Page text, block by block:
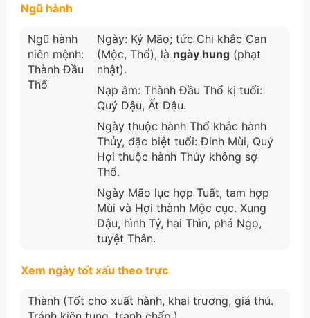
Ngũ hành
Ngũ hành
niên mệnh:
Thành Đầu
Thổ
Ngày: Kỷ Mão; tức Chi khắc Can
(Mộc, Thổ), là ngày hung(phạt
nhật).
Nạp âm: Thành Đầu Thổ kị tuổi:
Quý Dậu, Ất Dậu.
Ngày thuộc hành Thổ khắc hành
Thủy, đặc biệt tuổi: Đinh Mùi, Quý
Hợi thuộc hành Thủy không sợ
Thổ.
Ngày Mão lục hợp Tuất, tam hợp
Mùi và Hợi thành Mộc cục. Xung
Dậu, hình Tý, hại Thìn, phá Ngọ,
tuyệt Thân.
Xem ngày tốt xấu theo trực
Thành (Tốt cho xuất hành, khai trương, giá thú.